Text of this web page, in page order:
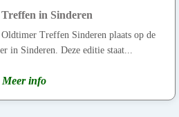
in Sinderen
Treffen Sinderen plaats op de
in Sinderen. Deze editie staat...
Meer info